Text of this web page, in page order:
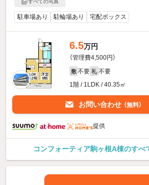
すべての写真
駐車場あり 駐輪場あり 宅配ボックス
6.5万円
（管理費4,500円）
敷 不要 礼 不要
1階 / 1LDK / 40.35㎡
お問い合わせ （無料）
提供
コンフォーティア駒ヶ根A棟のすべ